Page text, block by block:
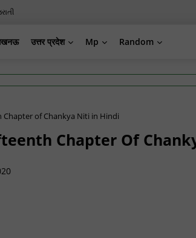
उत्तर प्रदेश Mp Random
Chapter of Chankya Niti in Hindi
Fifteenth Chapter Of